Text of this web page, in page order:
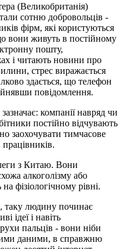
(Великобританія)
сотню добровольців -
фірм, які користуються
вони живуть в постійному
пошту,
і читають новини про
стрес виражається
здається, що телефон
повідомлення.
компанії навряд чи
постійно відчувають
заохочувати тимчасове
з Китаю. Вони
алкоголізму або
фізіологічному рівні.
таку людину починає
ідеї і навіть
пальців - вони ніби
даними, в справжню